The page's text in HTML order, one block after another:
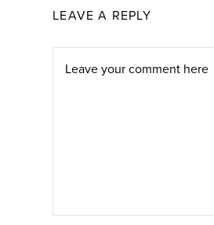
LEAVE A REPLY